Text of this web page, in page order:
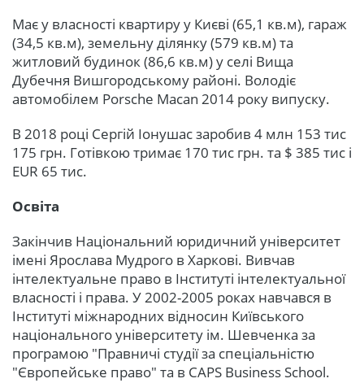
Має у власності квартиру у Києві (65,1 кв.м), гараж
(34,5 кв.м), земельну ділянку (579 кв.м) та
житловий будинок (86,6 кв.м) у селі Вища
Дубечня Вишгородському районі. Володіє
автомобілем Porsche Macan 2014 року випуску.
В 2018 році Сергій Іонушас заробив 4 млн 153 тис
175 грн. Готівкою тримає 170 тис грн. та $ 385 тис і
EUR 65 тис.
Освіта
Закінчив Національний юридичний університет
імені Ярослава Мудрого в Харкові. Вивчав
інтелектуальне право в Інституті інтелектуальної
власності і права. У 2002-2005 роках навчався в
Інституті міжнародних відносин Київського
національного університету ім. Шевченка за
програмою "Правничі студії за спеціальністю
"Європейське право" та в CAPS Business School.